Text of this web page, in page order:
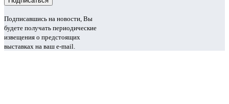
Подписавшись на новости, Вы
будете получать периодические
извещения о предстоящих
выставках на ваш e-mail.